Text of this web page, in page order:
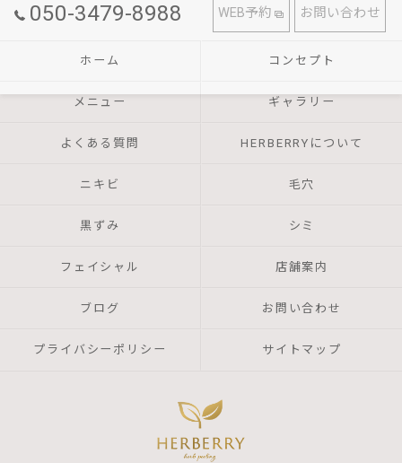
050-3479-8988 WEB予約 お問い合わせ
ホーム コンセプト
メニュー ギャラリー
よくある質問 HERBERRYについて
ニキビ 毛穴
黒ずみ シミ
フェイシャル 店舗案内
ブログ お問い合わせ
プライバシーポリシー サイトマップ